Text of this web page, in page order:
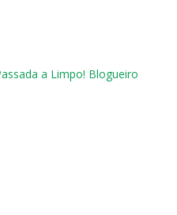
a Limpo! Blogueiro